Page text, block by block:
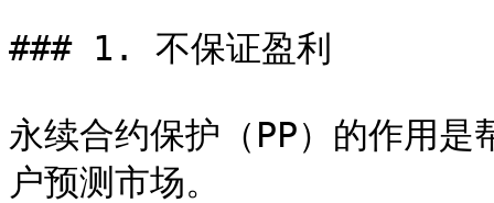
### 1. 不保证盈利
永续合约保护（PP）的作用
户预测市场。